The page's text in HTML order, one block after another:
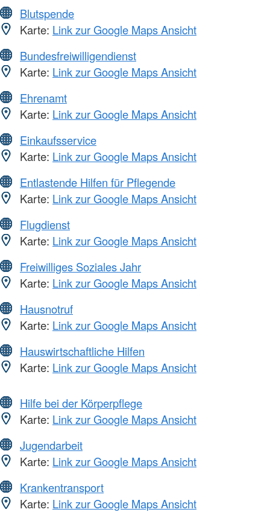
Blutspende
Karte: Link zur Google Maps Ansicht
Bundesfreiwilligendienst
Karte: Link zur Google Maps Ansicht
Ehrenamt
Karte: Link zur Google Maps Ansicht
Einkaufsservice
Karte: Link zur Google Maps Ansicht
Entlastende Hilfen für Pflegende
Karte: Link zur Google Maps Ansicht
Flugdienst
Karte: Link zur Google Maps Ansicht
Freiwilliges Soziales Jahr
Karte: Link zur Google Maps Ansicht
Hausnotruf
Karte: Link zur Google Maps Ansicht
Hauswirtschaftliche Hilfen
Karte: Link zur Google Maps Ansicht
Hilfe bei der Körperpflege
Karte: Link zur Google Maps Ansicht
Jugendarbeit
Karte: Link zur Google Maps Ansicht
Krankentransport
Karte: Link zur Google Maps Ansicht